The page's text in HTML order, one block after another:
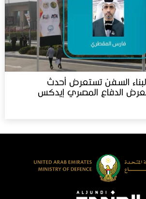
السفن تستعرض أحدث
الدفاع المصري إيدكس‬⁩